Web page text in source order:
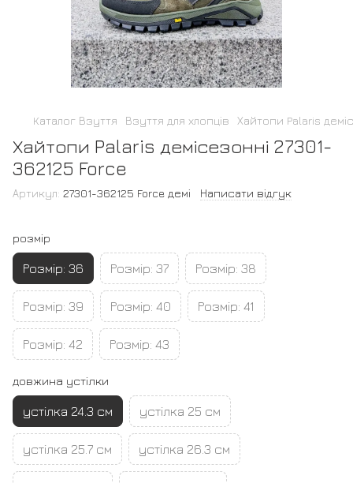
Каталог Взуття Взуття для хлопців Хайтопи Palaris
Хайтопи Palaris демісезонні 27301-
362125 Force
Артикул: 27301-362125 Force демі Написати відгук
розмір
Розмір: 36 Розмір: 37 Розмір: 38
Розмір: 39 Розмір: 40 Розмір: 41
Розмір: 42 Розмір: 43
довжина устілки
устілка 24.3 см устілка 25 см
устілка 25.7 см устілка 26.3 см